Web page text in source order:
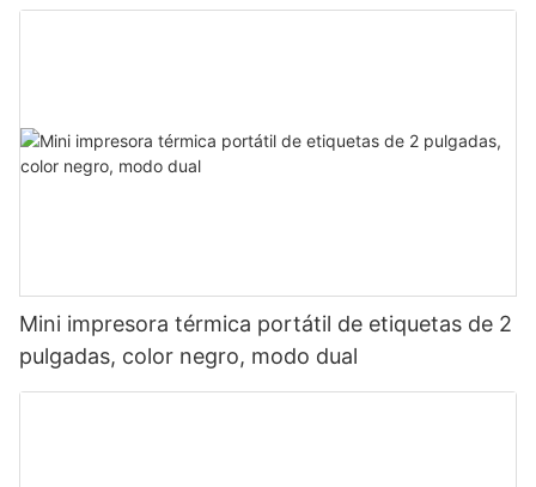
Mini impresora térmica portátil de etiquetas de 2
pulgadas, color negro, modo dual